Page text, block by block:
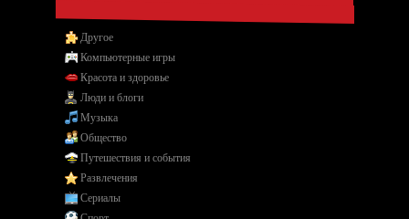
Другое
Компьютерные игры
Красота и здоровье
Люди и блоги
Музыка
Общество
Путешествия и события
Развлечения
Сериалы